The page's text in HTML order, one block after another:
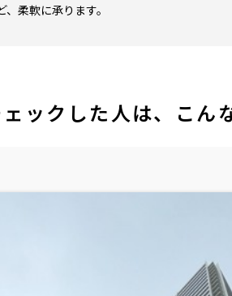
柔軟に承ります。
ックした人は、こん